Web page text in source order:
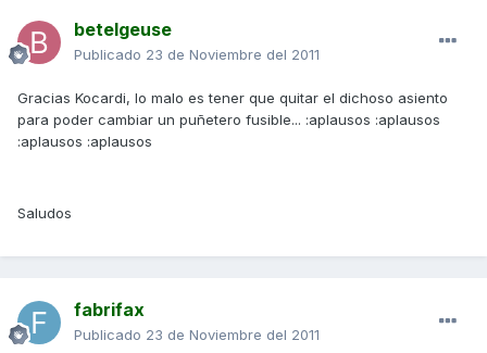
betelgeuse
Publicado 23 de Noviembre del 2011
Gracias Kocardi, lo malo es tener que quitar el dichoso asiento
para poder cambiar un puñetero fusible... :aplausos :aplausos
:aplausos :aplausos
Saludos
fabrifax
Publicado 23 de Noviembre del 2011